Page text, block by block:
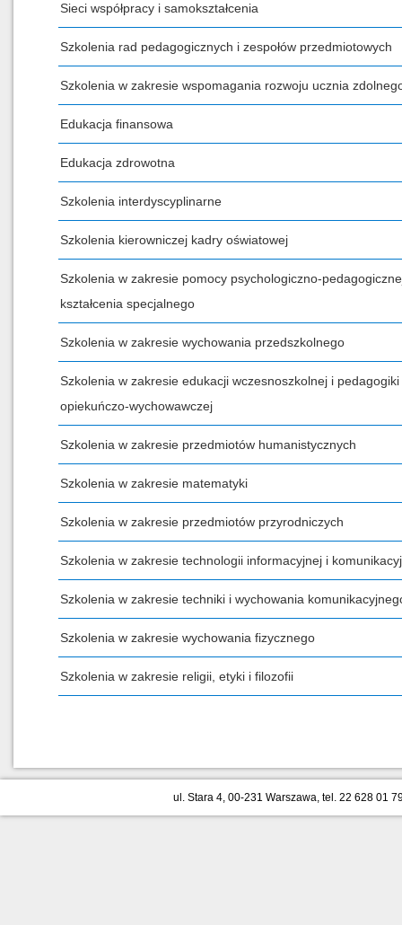
Sieci współpracy i samokształcenia
Szkolenia rad pedagogicznych i zespołów przedmiotowych
Szkolenia w zakresie wspomagania rozwoju ucznia
Edukacja finansowa
Edukacja zdrowotna
Szkolenia interdyscyplinarne
Szkolenia kierowniczej kadry oświatowej
Szkolenia w zakresie pomocy psychologiczno-
kształcenia specjalnego
Szkolenia w zakresie wychowania przedszkolnego
Szkolenia w zakresie edukacji wczesnoszkolnej i pedagogiki
opiekuńczo-wychowawczej
Szkolenia w zakresie przedmiotów humanistycznych
Szkolenia w zakresie matematyki
Szkolenia w zakresie przedmiotów przyrodniczych
Szkolenia w zakresie technologii informacyjnej i
Szkolenia w zakresie techniki i wychowania
Szkolenia w zakresie wychowania fizycznego
Szkolenia w zakresie religii, etyki i filozofii
ul. Stara 4, 00-231 Warszawa, tel. 22 628 01